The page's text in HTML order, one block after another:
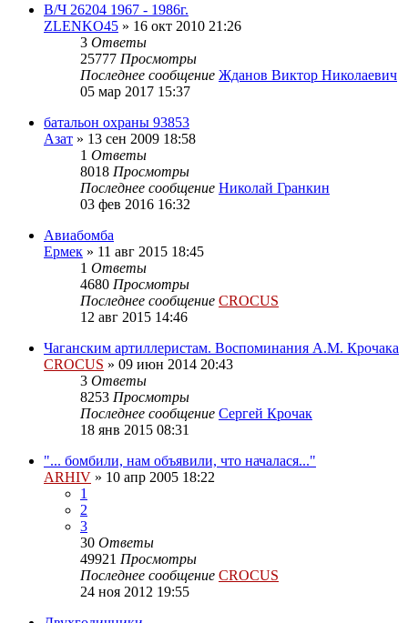
В/Ч 26204 1967 - 1986г.
ZLENKO45 » 16 окт 2010 21:26
3 Ответы
25777 Просмотры
Последнее сообщение Жданов Виктор Николаевич
05 мар 2017 15:37
батальон охраны 93853
Азат » 13 сен 2009 18:58
1 Ответы
8018 Просмотры
Последнее сообщение Николай Гранкин
03 фев 2016 16:32
Авиабомба
Ермек » 11 авг 2015 18:45
1 Ответы
4680 Просмотры
Последнее сообщение CROCUS
12 авг 2015 14:46
Чаганским артиллеристам. Воспоминания А.М. Крочака
CROCUS » 09 июн 2014 20:43
3 Ответы
8253 Просмотры
Последнее сообщение Сергей Крочак
18 янв 2015 08:31
"... бомбили, нам объявили, что началася..."
ARHIV » 10 апр 2005 18:22
1
2
3
30 Ответы
49921 Просмотры
Последнее сообщение CROCUS
24 ноя 2012 19:55